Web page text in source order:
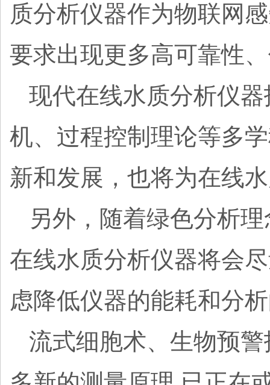
质分析仪器作为物联网
要求出现更多高可靠性
现代在线水质分析仪
机、过程控制理论等多
新和发展，也将为在线
另外，随着绿色分析
在线水质分析仪器将会
虑降低仪器的能耗和分
流式细胞术、生物预